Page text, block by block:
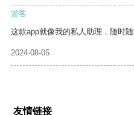
游客
这款app就像我的私人助理，随时
2024-08-05
友情链接